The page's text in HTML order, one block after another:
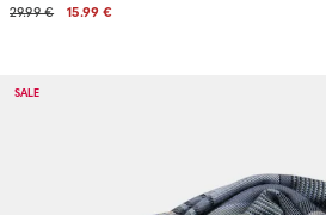
29.99 €
15.99 €
SALE